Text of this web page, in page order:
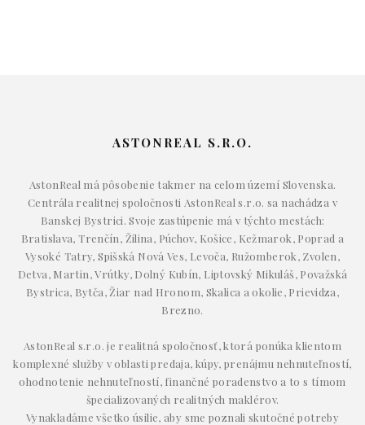
ASTONREAL S.R.O.
AstonReal má pôsobenie takmer na celom území Slovenska.
Centrála realitnej spoločnosti AstonReal s.r.o. sa nachádza v
Banskej Bystrici. Svoje zastúpenie má v týchto mestách:
Bratislava, Trenčín, Žilina, Púchov, Košice, Kežmarok, Poprad a
Vysoké Tatry, Spišská Nová Ves, Levoča, Ružomberok, Zvolen,
Detva, Martin, Vrútky, Dolný Kubín, Liptovský Mikuláš, Považská
Bystrica, Bytča, Žiar nad Hronom, Skalica a okolie, Prievidza,
Brezno.
AstonReal s.r.o. je realitná spoločnosť, ktorá ponúka klientom
komplexné služby v oblasti predaja, kúpy, prenájmu nehnuteľností,
ohodnotenie nehnuteľností, finančné poradenstvo a to s tímom
špecializovaných realitných maklérov.
Vynakladáme všetko úsilie, aby sme poznali skutočné potreby